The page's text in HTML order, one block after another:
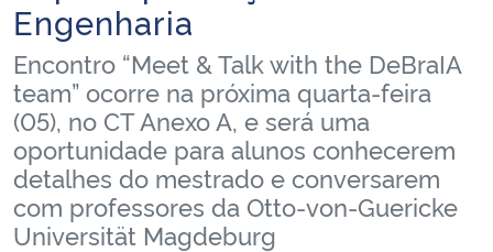
Ministério da Cidadania
Ministério da Saúde
Ministério de Minas e Energia
Ministério da Ciência, Tecnologia, Inovações e Comunicações
Engenharia
Encontro “Meet & Talk with the DeBraIA
team” ocorre na próxima quarta-feira
(05), no CT Anexo A, e será uma
oportunidade para alunos conhecerem
detalhes do mestrado e conversarem
com professores da Otto-von-Guericke
Universität Magdeburg